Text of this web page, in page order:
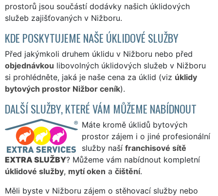
prostorů jsou součástí dodávky našich úklidových
služeb zajišťovaných v Nižboru.
KDE POSKYTUJEME NAŠE ÚKLIDOVÉ SLUŽBY
Před jakýmkoli druhem úklidu v Nižboru nebo před
objednávkou libovolných úklidových služeb v Nižboru
si prohlédněte, jaká je naše cena za úklid (viz úklidy
bytových prostor Nižbor ceník).
DALŠÍ SLUŽBY, KTERÉ VÁM MŮŽEME NABÍDNOUT
Máte kromě úklidů bytových
prostor zájem i o jiné profesionální
služby naší franchisové sítě
EXTRA SLUŽBY? Můžeme vám nabídnout kompletní
úklidové služby, mytí oken a čištění.
Měli byste v Nižboru zájem o stěhovací služby nebo